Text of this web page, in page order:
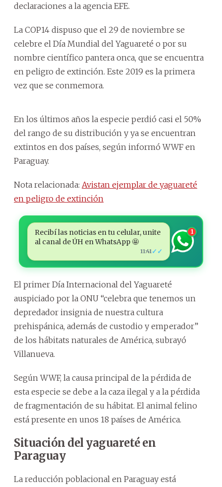
declaraciones a la agencia EFE.
La COP14 dispuso que el 29 de noviembre se
celebre el Día Mundial del Yaguareté o por su
nombre científico pantera onca, que se encuentra
en peligro de extinción. Este 2019 es la primera
vez que se conmemora.
En los últimos años la especie perdió casi el 50%
del rango de su distribución y ya se encuentran
extintos en dos países, según informó WWF en
Paraguay.
Nota relacionada: Avistan ejemplar de yaguareté
en peligro de extinción
Recibí las noticias en tu celular, unite
al canal de ÚH en WhatsApp 🤩
11:41 ✓✓
1
El primer Día Internacional del Yaguareté
auspiciado por la ONU “celebra que tenemos un
depredador insignia de nuestra cultura
prehispánica, además de custodio y emperador”
de los hábitats naturales de América, subrayó
Villanueva.
Según WWF, la causa principal de la pérdida de
esta especie se debe a la caza ilegal y a la pérdida
de fragmentación de su hábitat. El animal felino
está presente en unos 18 países de América.
Situación del yaguareté en
Paraguay
La reducción poblacional en Paraguay está